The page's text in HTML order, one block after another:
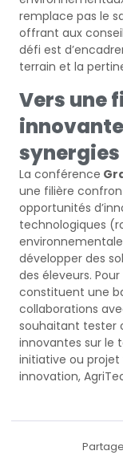
remplace pas le
offrant aux
défi est
terrain et la
Vers une
La conférence
une filière
opportunités
technologiques
développer des
des éleveurs.
constituent une
collaborations
souhaitant tester
innovantes sur le
initiative ou
innovation, Agri